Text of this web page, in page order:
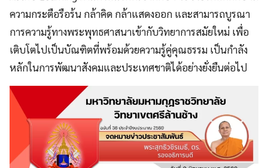
ความกระตือรือร้น กล้าคิด กล้าแสดงออก และสามารถบูรณา
การความรู้ทางพระพุทธศาสนาเข้ากับวิทยาการสมัยใหม่ เพื่อ
เติบโตไปเป็นบัณฑิตที่พร้อมด้วยความรู้คู่คุณธรรม เป็นกำลัง
หลักในการพัฒนาสังคมและประเทศชาติได้อย่างยั่งยืนต่อไป